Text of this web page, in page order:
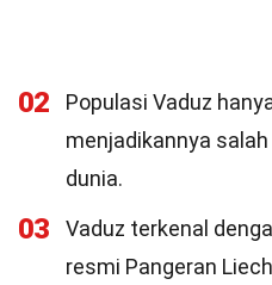
02
Populasi Vaduz
menjadikannya
dunia.
03
Vaduz terkenal
resmi Pangeran